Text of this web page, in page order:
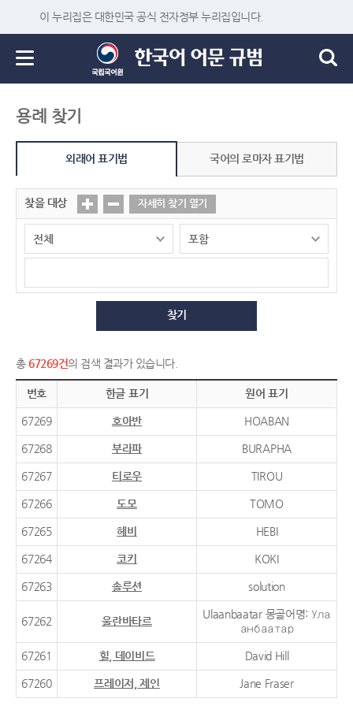
이 누리집은 대한민국 공식 전자정부 누리집입니다.
용례 찾기
외래어 표기법 국어의 로마자 표기법
찾을 대상 자세히 찾기 열기
찾기
총 67269건의 검색 결과가 있습니다.
번호 한글 표기 원어 표기
67269 호아반 HOABAN
67268 부라파 BURAPHA
67267 티로우 TIROU
67266 도모 TOMO
67265 헤비 HEBI
67264 코키 KOKI
67263 솔루션 solution
67262 울란바타르
Ulaanbaatar 몽골어명: Ула
анбаатар
67261 힐, 데이비드 David Hill
67260 프레이저, 제인 Jane Fraser